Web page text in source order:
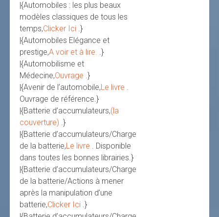
|{Automobiles : les plus beaux
modèles classiques de tous les
temps,Clicker Ici .}
|{Automobiles Elégance et
prestige,A voir et à lire. .}
|{Automobilisme et
Médecine,Ouvrage .}
|{Avenir de l’automobile,Le livre .
Ouvrage de référence.}
|{Batterie d’accumulateurs,(la
couverture) .}
|{Batterie d’accumulateurs/Charge
de la batterie,Le livre . Disponible
dans toutes les bonnes librairies.}
|{Batterie d’accumulateurs/Charge
de la batterie/Actions à mener
après la manipulation d’une
batterie,Clicker Ici .}